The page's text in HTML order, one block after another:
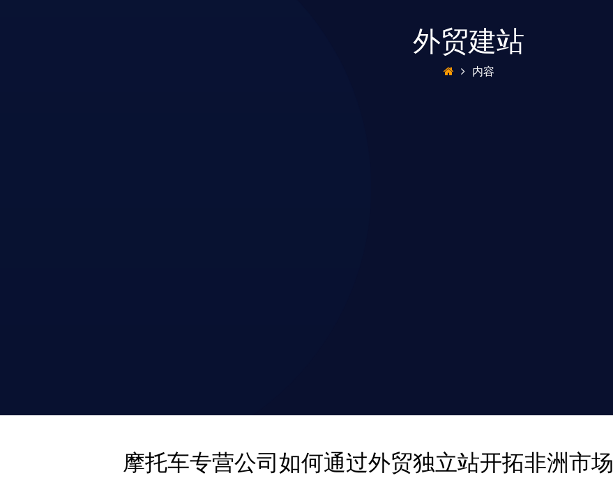
外贸建站
内容
摩托车专营公司如何通过外贸独立站开拓非洲市场